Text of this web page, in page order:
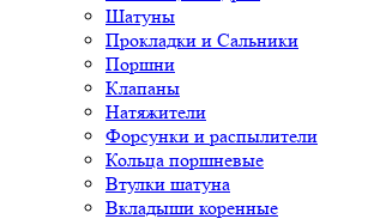
Шатуны
Прокладки и Сальники
Поршни
Клапаны
Натяжители
Форсунки и распылители
Кольца поршневые
Втулки шатуна
Вкладыши коренные